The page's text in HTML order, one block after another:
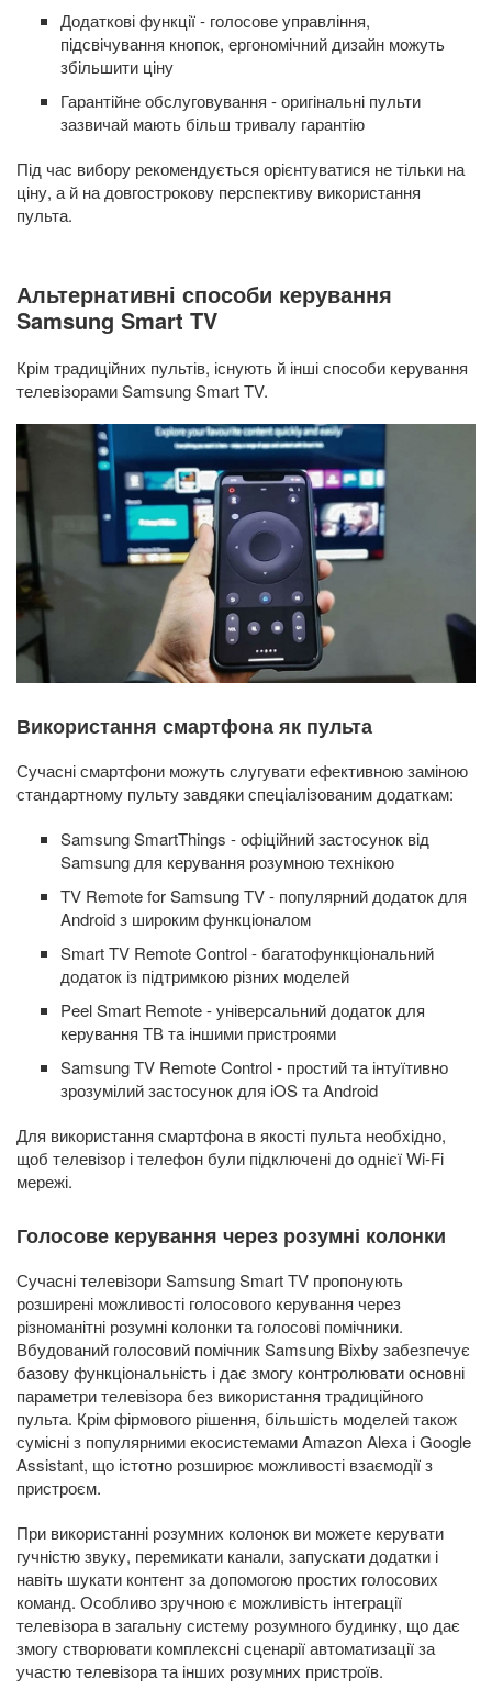
Додаткові функції - голосове управління,
підсвічування кнопок, ергономічний дизайн можуть
збільшити ціну
Гарантійне обслуговування - оригінальні пульти
зазвичай мають більш тривалу гарантію
Під час вибору рекомендується орієнтуватися не тільки на
ціну, а й на довгострокову перспективу використання
пульта.
Альтернативні способи керування
Samsung Smart TV
Крім традиційних пультів, існують й інші способи керування
телевізорами Samsung Smart TV.
Використання смартфона як пульта
Сучасні смартфони можуть слугувати ефективною заміною
стандартному пульту завдяки спеціалізованим додаткам:
Samsung SmartThings - офіційний застосунок від
Samsung для керування розумною технікою
TV Remote for Samsung TV - популярний додаток для
Android з широким функціоналом
Smart TV Remote Control - багатофункціональний
додаток із підтримкою різних моделей
Peel Smart Remote - універсальний додаток для
керування ТВ та іншими пристроями
Samsung TV Remote Control - простий та інтуїтивно
зрозумілий застосунок для iOS та Android
Для використання смартфона в якості пульта необхідно,
щоб телевізор і телефон були підключені до однієї Wi-Fi
мережі.
Голосове керування через розумні колонки
Сучасні телевізори Samsung Smart TV пропонують
розширені можливості голосового керування через
різноманітні розумні колонки та голосові помічники.
Вбудований голосовий помічник Samsung Bixby забезпечує
базову функціональність і дає змогу контролювати основні
параметри телевізора без використання традиційного
пульта. Крім фірмового рішення, більшість моделей також
сумісні з популярними екосистемами Amazon Alexa і Google
Assistant, що істотно розширює можливості взаємодії з
пристроєм.
При використанні розумних колонок ви можете керувати
гучністю звуку, перемикати канали, запускати додатки і
навіть шукати контент за допомогою простих голосових
команд. Особливо зручною є можливість інтеграції
телевізора в загальну систему розумного будинку, що дає
змогу створювати комплексні сценарії автоматизації за
участю телевізора та інших розумних пристроїв.